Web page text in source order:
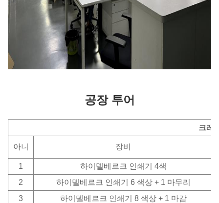
공장 투어
크레
아니 장비
1
하이델베르크 인쇄기 4색
2
하이델베르크 인쇄기 6 색상 + 1 마무리
3
하이델베르크 인쇄기 8 색상 + 1 마감